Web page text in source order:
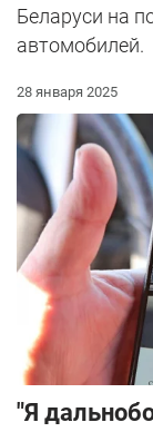
Беларуси на
автомобилей.
28 января 2025
"Я